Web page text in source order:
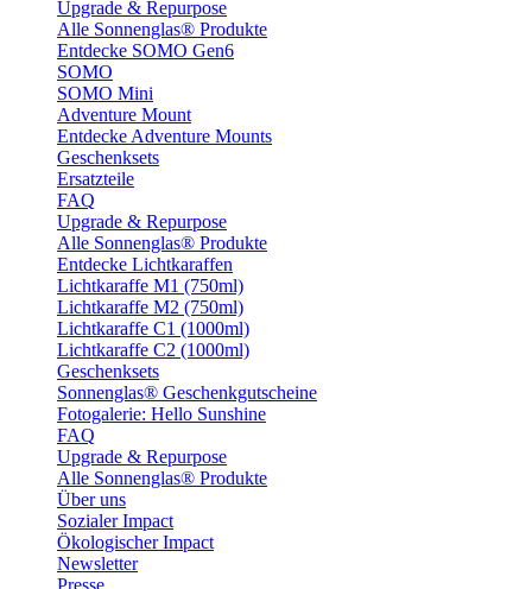
Upgrade & Repurpose
Alle Sonnenglas® Produkte
Entdecke SOMO Gen6
SOMO
SOMO Mini
Adventure Mount
Entdecke Adventure Mounts
Geschenksets
Ersatzteile
FAQ
Upgrade & Repurpose
Alle Sonnenglas® Produkte
Entdecke Lichtkaraffen
Lichtkaraffe M1 (750ml)
Lichtkaraffe M2 (750ml)
Lichtkaraffe C1 (1000ml)
Lichtkaraffe C2 (1000ml)
Geschenksets
Sonnenglas® Geschenkgutscheine
Fotogalerie: Hello Sunshine
FAQ
Upgrade & Repurpose
Alle Sonnenglas® Produkte
Über uns
Sozialer Impact
Ökologischer Impact
Newsletter